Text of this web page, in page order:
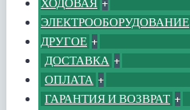
ХОДОВАЯ +
ЭЛЕКТРООБОРУДОВАНИЕ
ДРУГОЕ +
ДОСТАВКА +
ОПЛАТА +
ГАРАНТИЯ И ВОЗВРАТ +